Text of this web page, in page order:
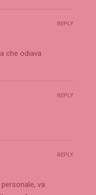
che odiava
REPLY
REPLY
va
REPLY